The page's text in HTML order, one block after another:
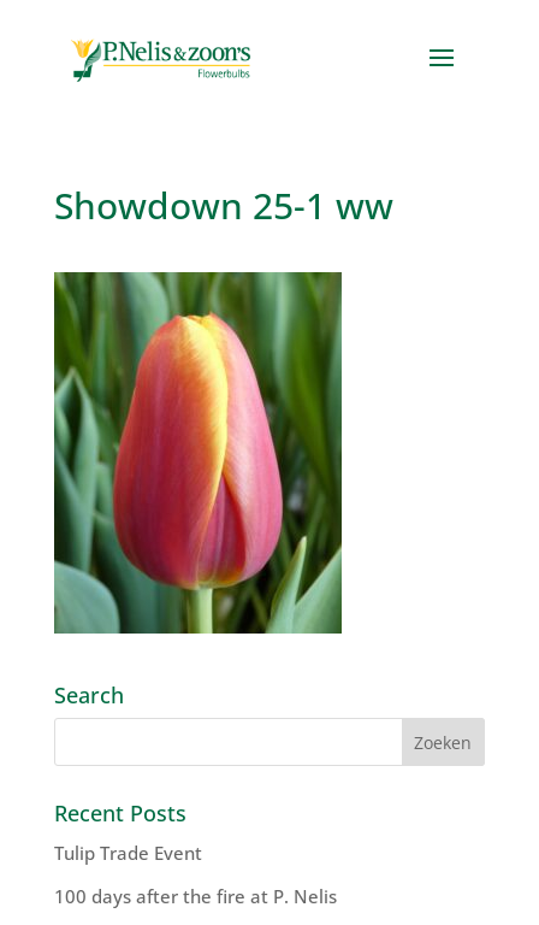
Showdown 25-1 ww
Search
Recent Posts
Tulip Trade Event
100 days after the fire at P. Nelis